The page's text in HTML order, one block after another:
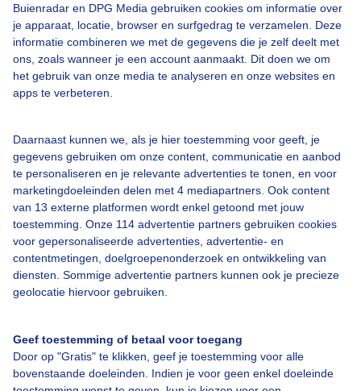
Buienradar en DPG Media gebruiken cookies om informatie over
je apparaat, locatie, browser en surfgedrag te verzamelen. Deze
informatie combineren we met de gegevens die je zelf deelt met
ons, zoals wanneer je een account aanmaakt. Dit doen we om
het gebruik van onze media te analyseren en onze websites en
apps te verbeteren.
Daarnaast kunnen we, als je hier toestemming voor geeft, je
gegevens gebruiken om onze content, communicatie en aanbod
te personaliseren en je relevante advertenties te tonen, en voor
marketingdoeleinden delen met 4 mediapartners. Ook content
van 13 externe platformen wordt enkel getoond met jouw
toestemming. Onze 114 advertentie partners gebruiken cookies
voor gepersonaliseerde advertenties, advertentie- en
contentmetingen, doelgroepenonderzoek en ontwikkeling van
diensten. Sommige advertentie partners kunnen ook je precieze
geolocatie hiervoor gebruiken.
Geef toestemming of betaal voor toegang
Door op "Gratis" te klikken, geef je toestemming voor alle
bovenstaande doeleinden. Indien je voor geen enkel doeleinde
Bekijk slideshow
Over Buienradar
Bedrijfsgegevens
Contact